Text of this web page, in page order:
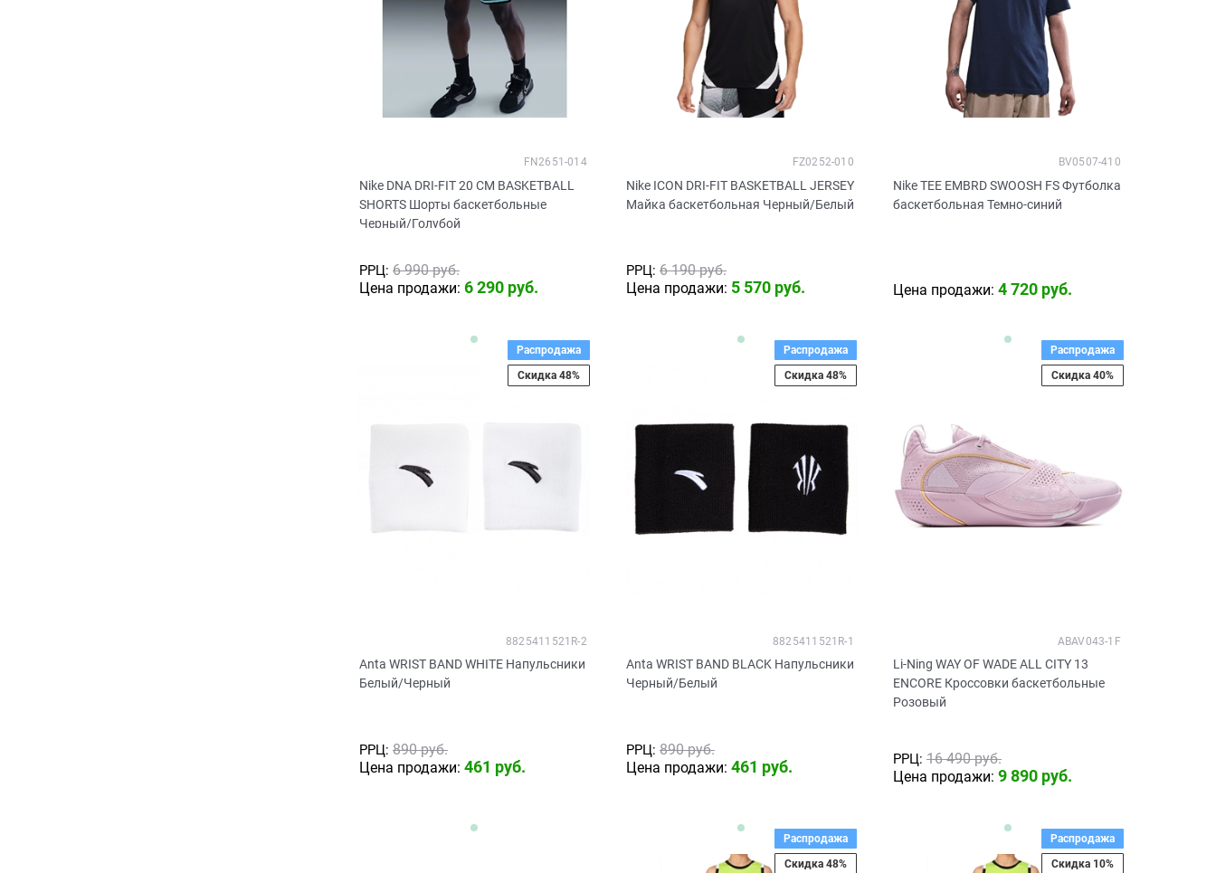
Nike DNA DRI-FIT 20 CM BASKETBALL
SHORTS Шорты баскетбольные
Черный/Голубой
FN2651-014
РРЦ: 6 990 руб.
Цена продажи: 6 290 руб.
Nike ICON DRI-FIT BASKETBALL JERSEY
Майка баскетбольная Черный/Белый
FZ0252-010
РРЦ: 6 190 руб.
Цена продажи: 5 570 руб.
Nike TEE EMBRD SWOOSH FS Футболка
баскетбольная Темно-синий
BV0507-410
Цена продажи: 4 720 руб.
Anta WRIST BAND WHITE Напульсники
Белый/Черный
8825411521R-2
РРЦ: 890 руб.
Цена продажи: 461 руб.
Распродажа
Скидка 48%
Anta WRIST BAND BLACK Напульсники
Черный/Белый
8825411521R-1
РРЦ: 890 руб.
Цена продажи: 461 руб.
Распродажа
Скидка 48%
Li-Ning WAY OF WADE ALL CITY 13
ENCORE Кроссовки баскетбольные
Розовый
ABAV043-1F
РРЦ: 16 490 руб.
Цена продажи: 9 890 руб.
Распродажа
Скидка 40%
Распродажа
Скидка 48%
Распродажа
Скидка 10%